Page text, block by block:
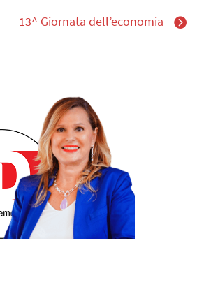
13^ Giornata dell’economia